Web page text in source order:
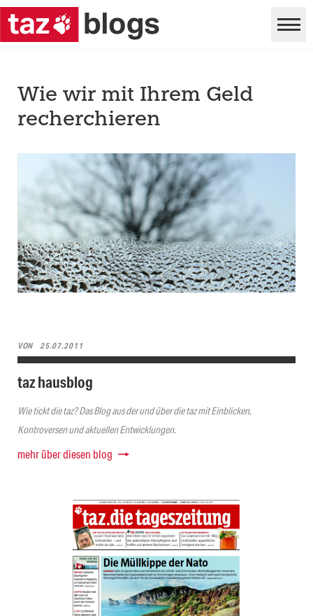
Wie wir mit Ihrem Geld
recherchieren
VON 25.07.2011
taz hausblog
Wie tickt die taz? Das Blog aus der und über die taz mit Einblicken,
Kontroversen und aktuellen Entwicklungen.
mehr über diesen blog